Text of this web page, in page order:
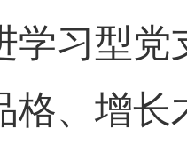
学习型
格、增长